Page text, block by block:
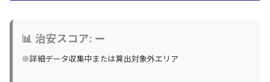
📊 治安スコア: ー
※詳細データ収集中または算出対象外エリア